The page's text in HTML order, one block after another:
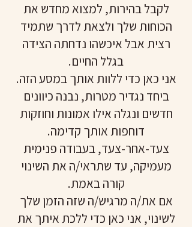
לקבל בהירות, למצוא מחדש את
הכוחות שלך ולצאת לדרך שתמיד
רצית אבל איכשהו נדחתה הצידה
בגלל החיים.
אני כאן כדי ללוות אותך במסע הזה.
ביחד נגדיר מטרות, נבנה כיוונים
חדשים ונגלה אילו אמונות וחוזקות
דוחפות אותך קדימה.
צעד-אחר-צעד, בעבודה פנימית
מעמיקה, עד שתראי/ה את השינוי
קורה באמת.
אם את/ה מרגיש/ה שזה הזמן שלך
לשינוי, אני כאן כדי ללכת איתך את